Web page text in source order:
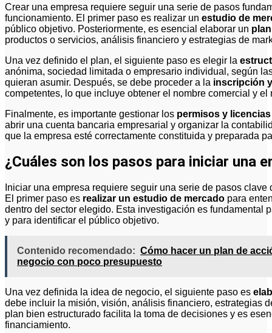
Crear una empresa requiere seguir una serie de pasos fundamentales que garantizan su legalidad y correcto
funcionamiento. El primer paso es realizar un estudio de
público objetivo. Posteriormente, es esencial elaborar un
productos o servicios, análisis financiero y estrategias de
Una vez definido el plan, el siguiente paso es elegir la
anónima, sociedad limitada o empresario individual, según
quieran asumir. Después, se debe proceder a la inscripción
competentes, lo que incluye obtener el nombre comercial y
Finalmente, es importante gestionar los permisos y licencias
abrir una cuenta bancaria empresarial y organizar la
que la empresa esté correctamente constituida y preparada
¿Cuáles son los pasos para iniciar una
Iniciar una empresa requiere seguir una serie de pasos
El primer paso es realizar un estudio de mercado para
dentro del sector elegido. Esta investigación es fundamental
y para identificar el público objetivo.
Contenido recomendado: Cómo hacer un plan de
negocio con poco presupuesto
Una vez definida la idea de negocio, el siguiente paso es
debe incluir la misión, visión, análisis financiero, estrategias
plan bien estructurado facilita la toma de decisiones y es
financiamiento.